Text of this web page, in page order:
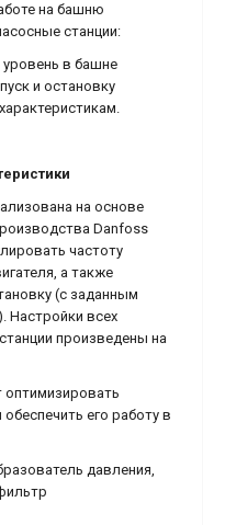
на башню
станции:
в башне
и остановку
на основе
Danfoss
частоту
а также
(с заданным
Настройки всех
произведены на
оптимизировать
его работу в
давления,